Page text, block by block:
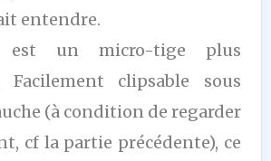
entendre.
est un micro-tige plus
Facilement clipsable sous
(à condition de regarder
cf la partie précédente), ce